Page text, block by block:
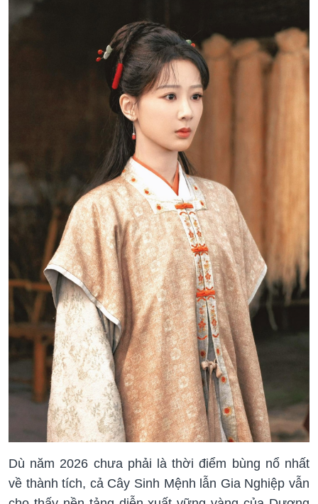
Dù năm 2026 chưa phải là thời điểm bùng nổ nhất
về thành tích, cả Cây Sinh Mệnh lẫn Gia Nghiệp vẫn